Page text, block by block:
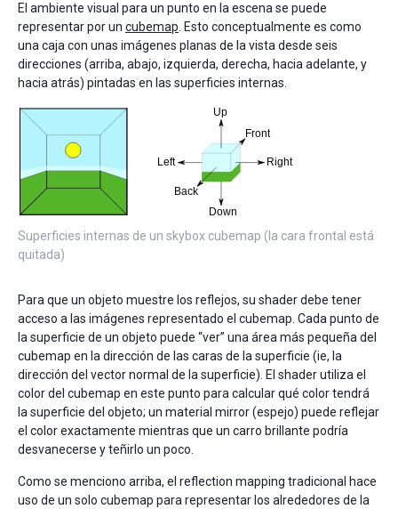
El ambiente visual para un punto en la escena se puede
representar por un cubemap . Esto conceptualmente es como
una caja con unas imágenes planas de la vista desde seis
direcciones (arriba, abajo, izquierda, derecha, hacia adelante, y
hacia atrás) pintadas en las superficies internas.
Superficies internas de un skybox cubemap (la cara frontal está
quitada)
Para que un objeto muestre los reflejos, su shader debe tener
acceso a las imágenes representado el cubemap. Cada punto de
la superficie de un objeto puede “ver” una área más pequeña del
cubemap en la dirección de las caras de la superficie (ie, la
dirección del vector normal de la superficie). El shader utiliza el
color del cubemap en este punto para calcular qué color tendrá
la superficie del objeto; un material mirror (espejo) puede reflejar
el color exactamente mientras que un carro brillante podría
desvanecerse y teñirlo un poco.
Como se menciono arriba, el reflection mapping tradicional hace
uso de un solo cubemap para representar los alrededores de la